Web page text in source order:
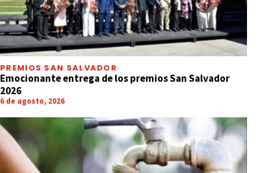
PREMIOS SAN SALVADOR
Emocionante entrega de los premios San Salvador
2026
6 de agosto, 2026